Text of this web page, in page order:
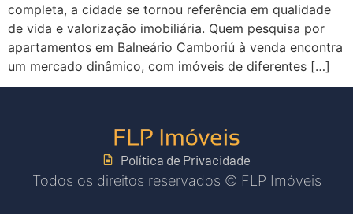
completa, a cidade se tornou referência em qualidade
de vida e valorização imobiliária. Quem pesquisa por
apartamentos em Balneário Camboriú à venda encontra
um mercado dinâmico, com imóveis de diferentes […]
Política de Privacidade
Todos os direitos reservados © FLP Imóveis